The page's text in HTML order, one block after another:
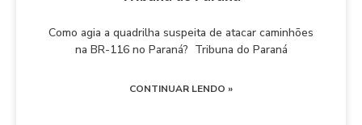
Como agia a quadrilha suspeita de atacar caminhões
na BR-116 no Paraná? Tribuna do Paraná
CONTINUAR LENDO »